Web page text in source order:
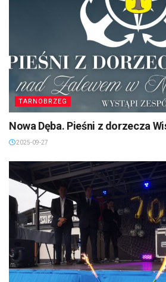
TARNOBRZEG
Nowa Dęba. Pieśni z dorzecza
2025-09-27